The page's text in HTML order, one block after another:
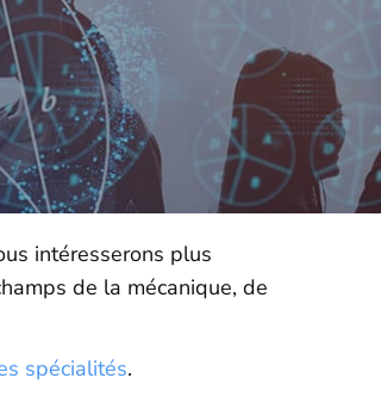
intéresserons plus
de la mécanique, de
spécialités.